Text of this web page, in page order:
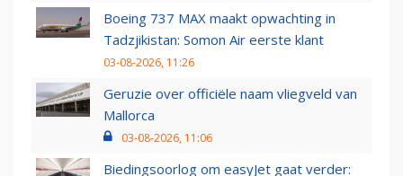
Boeing 737 MAX maakt opwachting in
Tadzjikistan: Somon Air eerste klant
03-08-2026, 11:26
Geruzie over officiële naam vliegveld van
Mallorca
03-08-2026, 11:06
Biedingsoorlog om easyJet gaat verder: